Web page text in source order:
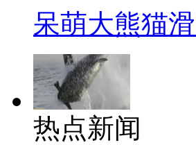
呆萌大熊猫
热点新闻